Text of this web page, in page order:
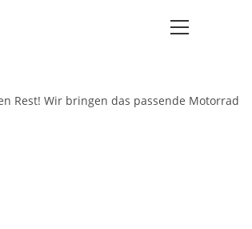
Hauptmenü
Rest! Wir bringen das passende Motorrad